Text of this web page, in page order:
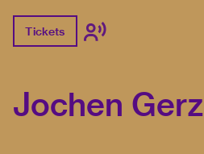
Tickets
Jochen Gerz